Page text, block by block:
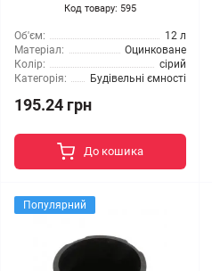
Код товару: 595
Об'єм:
12 л
Матеріал:
Оцинковане
Колір:
сірий
Категорія:
Будівельні ємності
195.24 грн
До кошика
Популярний